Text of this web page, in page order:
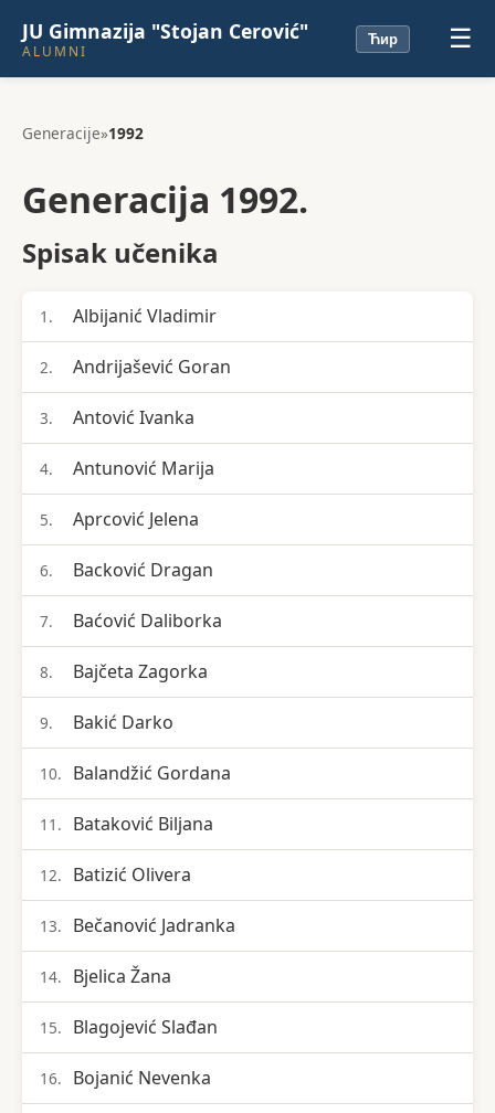
JU Gimnazija "Stojan Cerović"
ALUMNI
Ћир ☰
Generacije»1992
Generacija 1992.
Spisak učenika
1. Albijanić Vladimir
2. Andrijašević Goran
3. Antović Ivanka
4. Antunović Marija
5. Aprcović Jelena
6. Backović Dragan
7. Baćović Daliborka
8. Bajčeta Zagorka
9. Bakić Darko
10. Balandžić Gordana
11. Bataković Biljana
12. Batizić Olivera
13. Bečanović Jadranka
14. Bjelica Žana
15. Blagojević Slađan
16. Bojanić Nevenka